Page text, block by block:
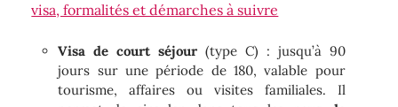
visa, formalités et démarches à suivre
Visa de court séjour (type C) : jusqu’à 90
jours sur une période de 180, valable pour
tourisme, affaires ou visites familiales. Il